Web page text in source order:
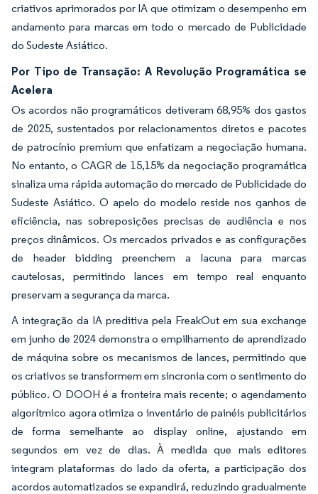
criativos aprimorados por IA que otimizam o desempenho em
andamento para marcas em todo o mercado de Publicidade
do Sudeste Asiático.
Por Tipo de Transação: A Revolução Programática se
Acelera
Os acordos não programáticos detiveram 68,95% dos gastos
de 2025, sustentados por relacionamentos diretos e pacotes
de patrocínio premium que enfatizam a negociação humana.
No entanto, o CAGR de 15,15% da negociação programática
sinaliza uma rápida automação do mercado de Publicidade do
Sudeste Asiático. O apelo do modelo reside nos ganhos de
eficiência, nas sobreposições precisas de audiência e nos
preços dinâmicos. Os mercados privados e as configurações
de header bidding preenchem a lacuna para marcas
cautelosas, permitindo lances em tempo real enquanto
preservam a segurança da marca.
A integração da IA preditiva pela FreakOut em sua exchange
em junho de 2024 demonstra o empilhamento de aprendizado
de máquina sobre os mecanismos de lances, permitindo que
os criativos se transformem em sincronia com o sentimento do
público. O DOOH é a fronteira mais recente; o agendamento
algorítmico agora otimiza o inventário de painéis publicitários
de forma semelhante ao display online, ajustando em
segundos em vez de dias. À medida que mais editores
integram plataformas do lado da oferta, a participação dos
acordos automatizados se expandirá, reduzindo gradualmente